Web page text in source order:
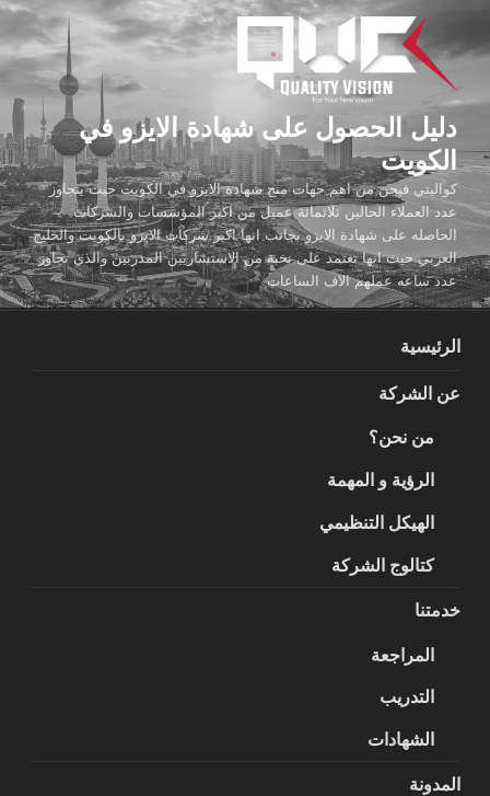
المحتوى
دليل الحصول على شهادة الايزو في
الكويت
كواليتي فيجن من اهم جهات منح شهادة الايزو في الكويت حيث يتجاوز
عدد العملاء الحالين ثلاثمائة عميل من اكبر المؤسسات والشركات
الحاصله على شهادة الايزو بجانب انها اكبر شركات الايزو بالكويت والخليج
العربي حيث انها تعتمد على نخبة من الاستشاريين المدربين والذي تجاوز
عدد ساعه عملهم الاف الساعات
الرئيسية
عن الشركة
من نحن؟
الرؤية و المهمة
الهيكل التنظيمي
كتالوج الشركة
خدمتنا
المراجعة
التدريب
الشهادات
المدونة